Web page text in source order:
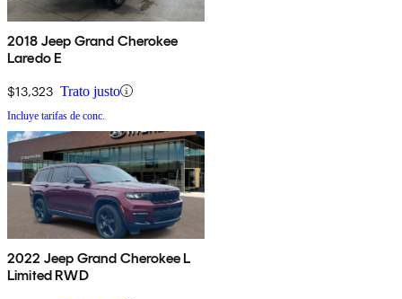
2018 Jeep Grand Cherokee
Laredo E
$13,323 Trato justo
Incluye tarifas de conc.
2022 Jeep Grand Cherokee L
Limited RWD